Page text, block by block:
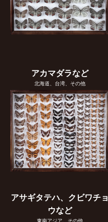
アカマダラなど
北海道、台湾、その他
アサギタテハ、クビワチョ
ウなど
東南アジア、その他